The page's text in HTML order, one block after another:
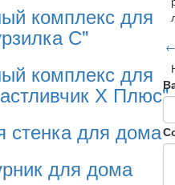
комплекс для
С"
комплекс для
Х Плюс"
стенка для дома
для дома